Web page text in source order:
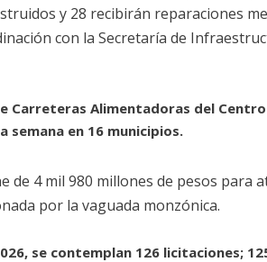
y 28 recibirán reparaciones
con laSecretaría de
Carreteras Alimentadoras del Centro
semana en 16 municipios.
de 4 mil 980 millones de pesos para
por la vaguada monzónica.
se contemplan 126 licitaciones;